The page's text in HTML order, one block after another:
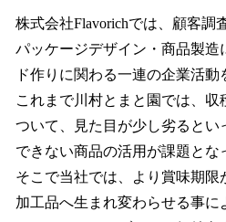
株式会社Flavorichでは、顧客調
パッケージデザイン・商品製造
ド作りに関わる一連の企業活動
これまで川村とまと園では、収
ついて、見た目が少し劣るとい
できない商品の活用が課題とな
そこで当社では、より賞味期限
加工品へ生まれ変わらせる事に